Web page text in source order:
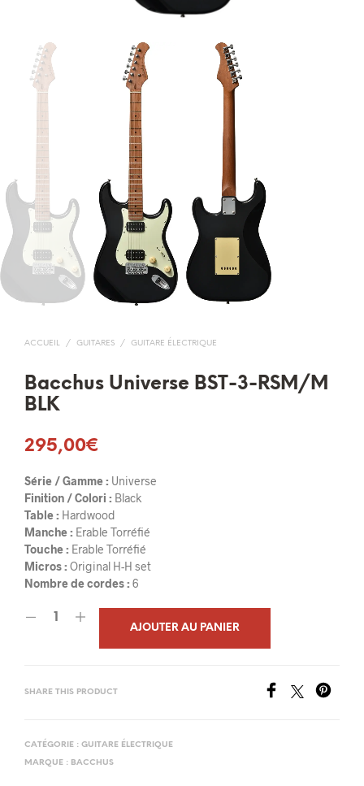
ACCUEIL / GUITARES / GUITARE ÉLECTRIQUE
Bacchus Universe BST-3-RSM/M
BLK
295,00€
Série / Gamme : Universe
Finition / Colori : Black
Table : Hardwood
Manche : Erable Torréfié
Touche : Erable Torréfié
Micros : Original H-H set
Nombre de cordes : 6
AJOUTER AU PANIER
SHARE THIS PRODUCT
CATÉGORIE : GUITARE ÉLECTRIQUE
MARQUE : BACCHUS